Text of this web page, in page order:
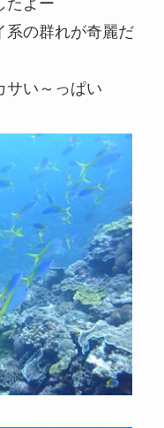
系の群れが奇麗だ
サい～っぱい